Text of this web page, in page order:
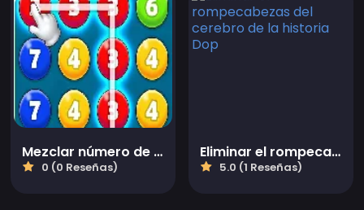
Mezclar número de burbujas
0 (0 Reseñas)
Eliminar el rompecabezas del cerebro de la historia Dop
5.0 (1 Reseñas)